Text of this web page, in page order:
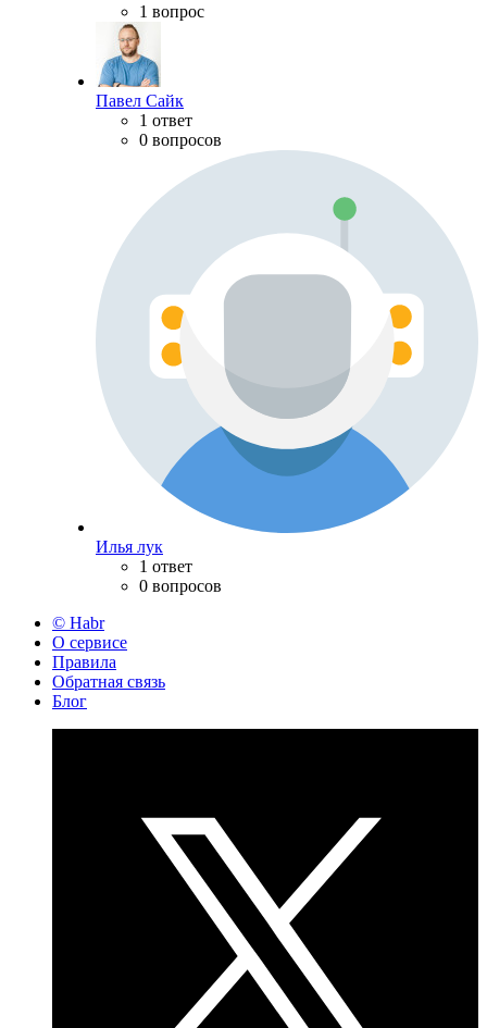
1 вопрос
Павел Сайк
1 ответ
0 вопросов
Илья лук
1 ответ
0 вопросов
© Habr
О сервисе
Правила
Обратная связь
Блог